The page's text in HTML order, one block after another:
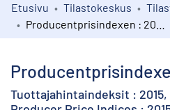
Kokoelmat
Etusivu Tilastokeskus
Tuottajahintaindeksit : 2015,